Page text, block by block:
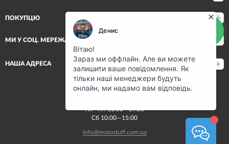
ПОКУПЦЮ
МИ У СОЦ. МЕРЕЖАХ
НАША АДРЕСА
(068) 80-500-80
Пн—Пт 10:00—19:00
Сб 10:00—15:00
info@motostuff.com.ua